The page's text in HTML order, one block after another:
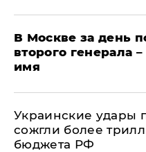
В Москве за день
второго генерала
имя
Украинские удары
сожгли более
бюджета РФ